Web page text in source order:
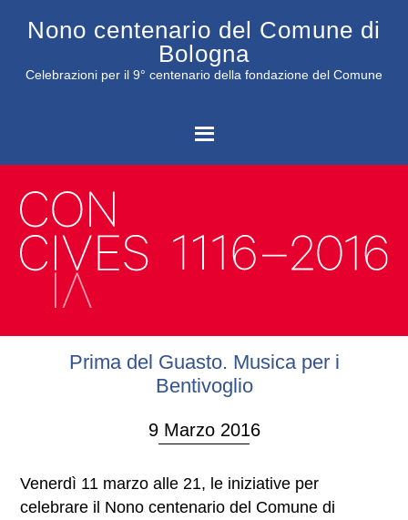
Nono centenario del Comune di
Bologna
Celebrazioni per il 9° centenario della fondazione del Comune
Prima del Guasto. Musica per i
Bentivoglio
9 Marzo 2016
Venerdì 11 marzo alle 21, le iniziative per
celebrare il Nono centenario del Comune di